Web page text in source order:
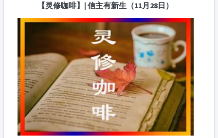
【灵修咖啡】| 信主有新生（11月28日）